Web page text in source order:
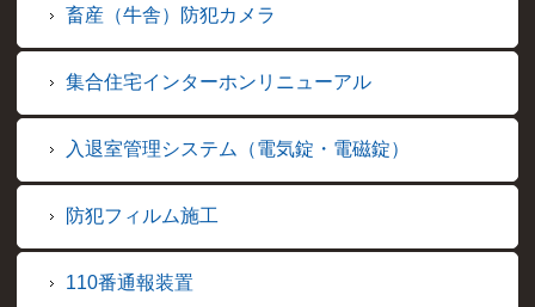
畜産（牛舎）防犯カメラ
集合住宅インターホンリニューアル
入退室管理システム（電気錠・電磁錠）
防犯フィルム施工
110番通報装置